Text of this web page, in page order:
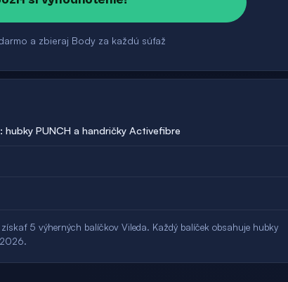
a zbieraj Body za každú súťaž
hubky PUNCH a handričky Activefibre
5 výherných balíčkov Vileda. Každý balíček obsahuje hubky
2026.